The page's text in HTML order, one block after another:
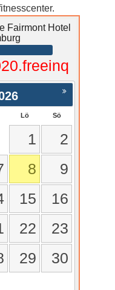
Fairmont Hotel
Lö Sö
1
2
8
9
15
16
22
23
29
30